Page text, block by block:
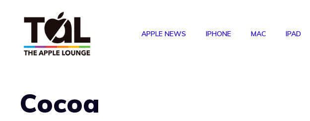
APPLE NEWS IPHONE MAC IPAD
Cocoa